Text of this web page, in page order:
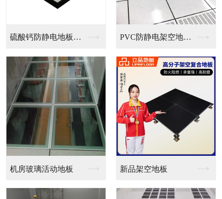
硫酸钙防静电地板（国... PVC防静电架空地板...
动地板 新品架空地板
全钢无边防